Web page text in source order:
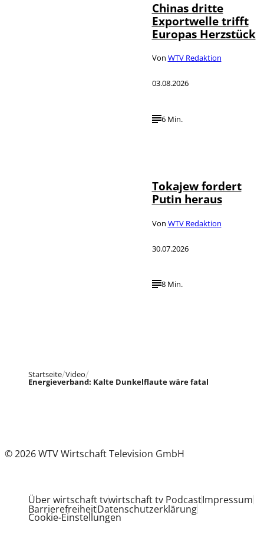
Chinas dritte
Exportwelle trifft
Europas Herzstück
Von WTV Redaktion
03.08.2026
6 Min.
Tokajew fordert
Putin heraus
Von WTV Redaktion
30.07.2026
8 Min.
Startseite Video
Energieverband: Kalte Dunkelflaute wäre fatal
© 2026 WTV Wirtschaft Television GmbH
Über wirtschaft tvwirtschaft tv PodcastImpressum
BarrierefreiheitDatenschutzerklärung
Cookie-Einstellungen